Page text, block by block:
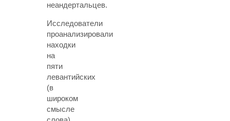
неандертальцев.
Исследователи
проанализировали
находки
на
пяти
левантийских
(в
широком
смысле